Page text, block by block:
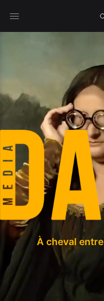
À cheval entre